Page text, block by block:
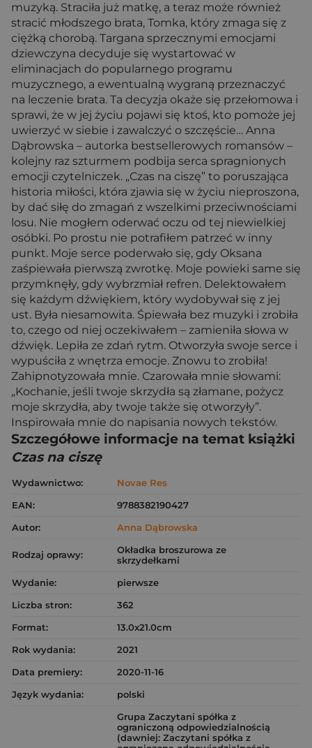
muzyką. Straciła już matkę, a teraz może również
stracić młodszego brata, Tomka, który zmaga się z
ciężką chorobą. Targana sprzecznymi emocjami
dziewczyna decyduje się wystartować w
eliminacjach do popularnego programu
muzycznego, a ewentualną wygraną przeznaczyć
na leczenie brata. Ta decyzja okaże się przełomowa i
sprawi, że w jej życiu pojawi się ktoś, kto pomoże jej
uwierzyć w siebie i zawalczyć o szczęście… Anna
Dąbrowska – autorka bestsellerowych romansów –
kolejny raz szturmem podbija serca spragnionych
emocji czytelniczek. „Czas na ciszę” to poruszająca
historia miłości, która zjawia się w życiu nieproszona,
by dać siłę do zmagań z wszelkimi przeciwnościami
losu. Nie mogłem oderwać oczu od tej niewielkiej
osóbki. Po prostu nie potrafiłem patrzeć w inny
punkt. Moje serce poderwało się, gdy Oksana
zaśpiewała pierwszą zwrotkę. Moje powieki same się
przymknęły, gdy wybrzmiał refren. Delektowałem
się każdym dźwiękiem, który wydobywał się z jej
ust. Była niesamowita. Śpiewała bez muzyki i zrobiła
to, czego od niej oczekiwałem – zamieniła słowa w
dźwięk. Lepiła ze zdań rytm. Otworzyła swoje serce i
wypuściła z wnętrza emocje. Znowu to zrobiła!
Zahipnotyzowała mnie. Czarowała mnie słowami:
„Kochanie, jeśli twoje skrzydła są złamane, pożycz
moje skrzydła, aby twoje także się otworzyły”.
Inspirowała mnie do napisania nowych tekstów.
Szczegółowe informacje na temat książki
Czas na ciszę
Wydawnictwo:
Novae Res
EAN:
9788382190427
Autor:
Anna Dąbrowska
Rodzaj oprawy:
Okładka broszurowa ze
skrzydełkami
Wydanie:
pierwsze
Liczba stron:
362
Format:
13.0x21.0cm
Rok wydania:
2021
Data premiery:
2020-11-16
Język wydania:
polski
Grupa Zaczytani spółka z
ograniczoną odpowiedzialnością
(dawniej: Zaczytani spółka z